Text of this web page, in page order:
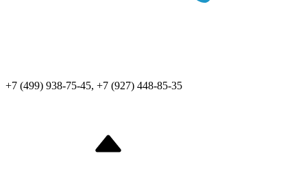
+7 (499) 938-75-45, +7 (927) 448-85-35